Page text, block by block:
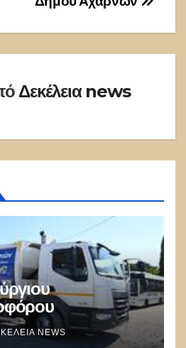
Δεκέλεια news
NEWS